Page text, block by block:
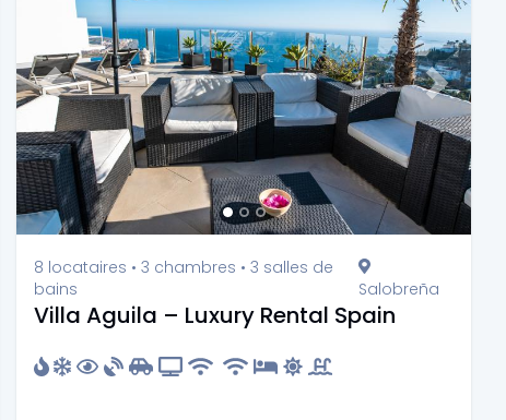
Previous Next
8 locataires • 3 chambres • 3 salles de
bains
Salobreña
Villa Aguila – Luxury Rental Spain